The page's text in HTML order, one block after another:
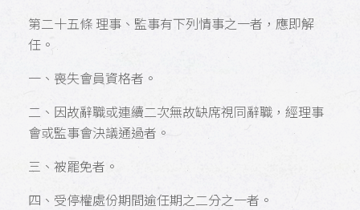
第二十五條 理事、監事有下列情事之一者，應即解
任。
一、喪失會員資格者。
二、因故辭職或連續二次無故缺席視同辭職，經理事
會或監事會決議通過者。
三、被罷免者。
四、受停權處份期間逾任期之二分之一者。